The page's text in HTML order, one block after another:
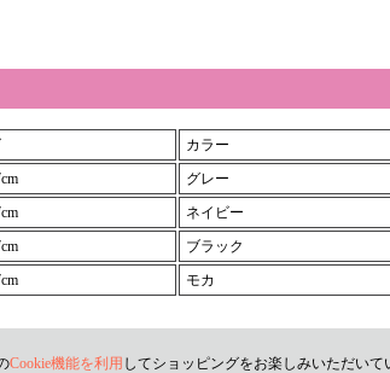
カラー
グレー
ネイビー
ブラック
モカ
Cookie機能を利用 してショッピングをお楽しみいただいて